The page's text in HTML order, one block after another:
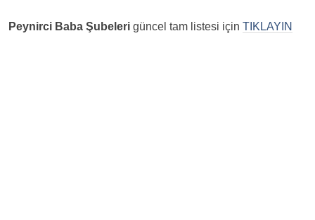
Peynirci Baba Şubeleri güncel tam listesi için TIKLAYIN